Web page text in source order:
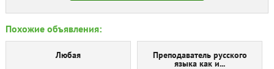
Похожие объявления:
Любая Преподаватель русского
языка как и...